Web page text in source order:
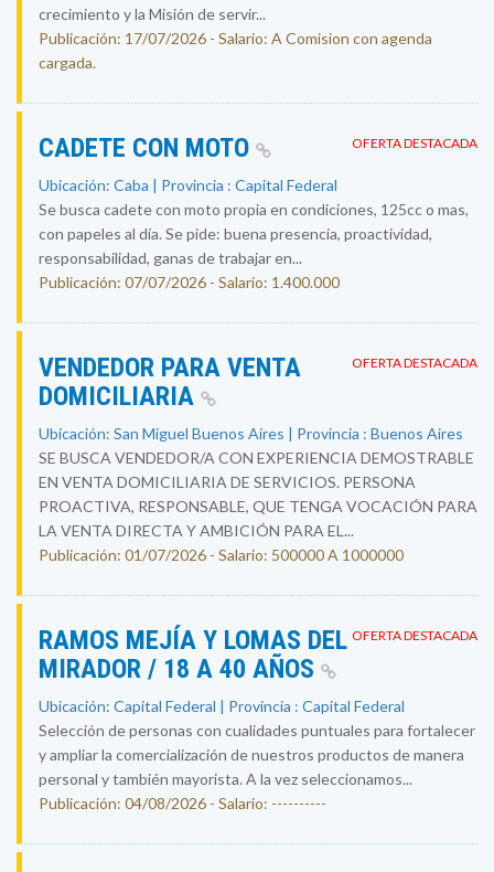
crecimiento y la Misión de servir...
Publicación: 17/07/2026 - Salario: A Comision con agenda
cargada.
OFERTA DESTACADA
CADETE CON MOTO
Ubicación: Caba | Provincia : Capital Federal
Se busca cadete con moto propia en condiciones, 125cc o mas,
con papeles al día. Se pide: buena presencia, proactividad,
responsabilidad, ganas de trabajar en...
Publicación: 07/07/2026 - Salario: 1.400.000
OFERTA DESTACADA
VENDEDOR PARA VENTA
DOMICILIARIA
Ubicación: San Miguel Buenos Aires | Provincia : Buenos Aires
SE BUSCA VENDEDOR/A CON EXPERIENCIA DEMOSTRABLE
EN VENTA DOMICILIARIA DE SERVICIOS. PERSONA
PROACTIVA, RESPONSABLE, QUE TENGA VOCACIÓN PARA
LA VENTA DIRECTA Y AMBICIÓN PARA EL...
Publicación: 01/07/2026 - Salario: 500000 A 1000000
OFERTA DESTACADA
RAMOS MEJÍA Y LOMAS DEL
MIRADOR / 18 A 40 AÑOS
Ubicación: Capital Federal | Provincia : Capital Federal
Selección de personas con cualidades puntuales para fortalecer
y ampliar la comercialización de nuestros productos de manera
personal y también mayorista. A la vez seleccionamos...
Publicación: 04/08/2026 - Salario: ----------